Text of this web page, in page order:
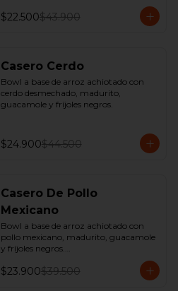
$22.500$43.900
Casero Cerdo
Bowl a base de arroz achiotado con
cerdo desmechado, madurito,
guacamole y fríjoles negros.
$24.900$44.500
Casero De Pollo
Mexicano
Bowl a base de arroz achiotado con
pollo mexicano, madurito, guacamole
y fríjoles negros.
$23.900$39.500